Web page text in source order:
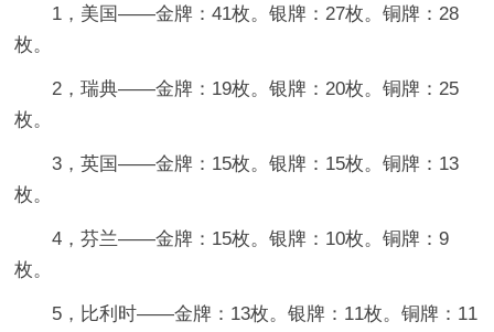
1，美国——金牌：41枚。银牌：27枚。铜牌：28
枚。
2，瑞典——金牌：19枚。银牌：20枚。铜牌：25
枚。
3，英国——金牌：15枚。银牌：15枚。铜牌：13
枚。
4，芬兰——金牌：15枚。银牌：10枚。铜牌：9
枚。
5，比利时——金牌：13枚。银牌：11枚。铜牌：11